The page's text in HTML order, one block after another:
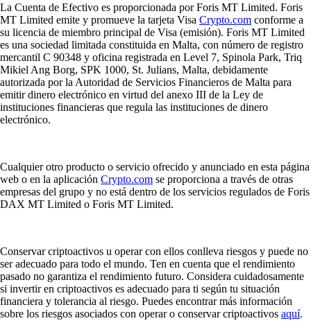
La Cuenta de Efectivo es proporcionada por Foris MT Limited. Foris
MT Limited emite y promueve la tarjeta Visa Crypto.com conforme a
su licencia de miembro principal de Visa (emisión). Foris MT Limited
es una sociedad limitada constituida en Malta, con número de registro
mercantil C 90348 y oficina registrada en Level 7, Spinola Park, Triq
Mikiel Ang Borg, SPK 1000, St. Julians, Malta, debidamente
autorizada por la Autoridad de Servicios Financieros de Malta para
emitir dinero electrónico en virtud del anexo III de la Ley de
instituciones financieras que regula las instituciones de dinero
electrónico.
Cualquier otro producto o servicio ofrecido y anunciado en esta página
web o en la aplicación Crypto.com se proporciona a través de otras
empresas del grupo y no está dentro de los servicios regulados de Foris
DAX MT Limited o Foris MT Limited.
Conservar criptoactivos u operar con ellos conlleva riesgos y puede no
ser adecuado para todo el mundo. Ten en cuenta que el rendimiento
pasado no garantiza el rendimiento futuro. Considera cuidadosamente
si invertir en criptoactivos es adecuado para ti según tu situación
financiera y tolerancia al riesgo. Puedes encontrar más información
sobre los riesgos asociados con operar o conservar criptoactivos aquí.